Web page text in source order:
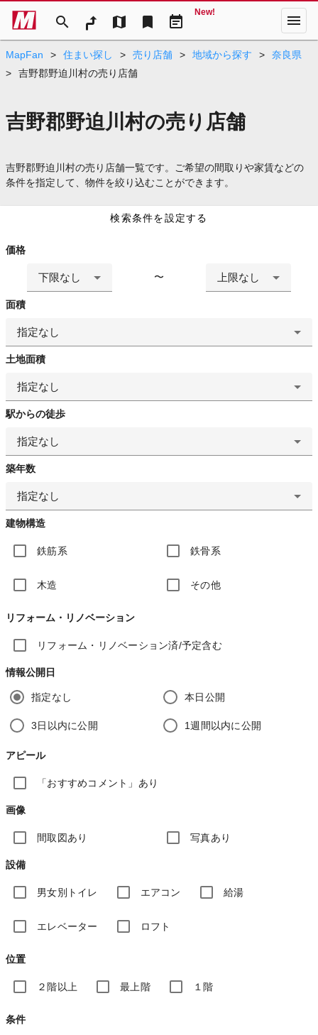
search map bookmark event_note
New! menu
MapFan > 住まい探し > 売り店舗 > 地域から探す >
奈良県
>
吉野郡野迫川村の売り店舗
吉野郡野迫川村の売り店舗
吉野郡野迫川村の売り店舗一覧です。ご希望の間取りや家賃などの
条件を指定して、物件を絞り込むことができます。
検索条件を設定する
価格
下限なし 〜 上限なし
面積
指定なし
土地面積
指定なし
駅からの徒歩
指定なし
築年数
指定なし
建物構造
鉄筋系 鉄骨系
木造 その他
リフォーム・リノベーション
リフォーム・リノベーション済/予定含む
情報公開日
指定なし 本日公開
3日以内に公開 1週間以内に公開
アピール
「おすすめコメント」あり
画像
間取図あり 写真あり
設備
男女別トイレ エアコン 給湯
エレベーター ロフト
位置
２階以上 最上階 １階
条件